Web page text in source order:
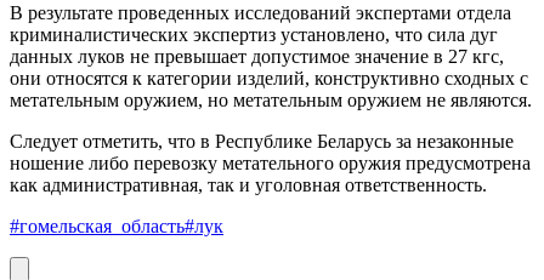
В результате проведенных исследований экспертами отдела
криминалистических экспертиз установлено, что сила дуг
данных луков не превышает допустимое значение в 27 кгс,
они относятся к категории изделий, конструктивно сходных с
метательным оружием, но метательным оружием не являются.
Следует отметить, что в Республике Беларусь за незаконные
ношение либо перевозку метательного оружия предусмотрена
как административная, так и уголовная ответственность.
#гомельская_область#лук